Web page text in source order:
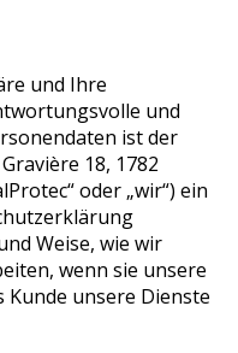
und Ihre
und
ist der
18, 1782
oder „wir“) ein
Weise, wie wir
wenn sie unsere
unsere Dienste